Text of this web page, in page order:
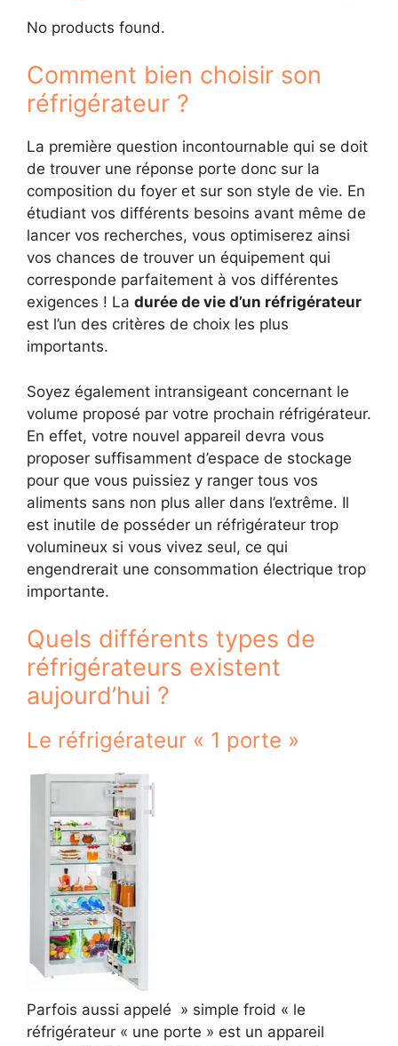
No products found.
Comment bien choisir son
réfrigérateur ?
La première question incontournable qui se doit
de trouver une réponse porte donc sur la
composition du foyer et sur son style de vie. En
étudiant vos différents besoins avant même de
lancer vos recherches, vous optimiserez ainsi
vos chances de trouver un équipement qui
corresponde parfaitement à vos différentes
exigences ! La durée de vie d’un réfrigérateur
est l’un des critères de choix les plus
importants.
Soyez également intransigeant concernant le
volume proposé par votre prochain réfrigérateur.
En effet, votre nouvel appareil devra vous
proposer suffisamment d’espace de stockage
pour que vous puissiez y ranger tous vos
aliments sans non plus aller dans l’extrême. Il
est inutile de posséder un réfrigérateur trop
volumineux si vous vivez seul, ce qui
engendrerait une consommation électrique trop
importante.
Quels différents types de
réfrigérateurs existent
aujourd’hui ?
Le réfrigérateur « 1 porte »
Parfois aussi appelé » simple froid « le
réfrigérateur « une porte » est un appareil